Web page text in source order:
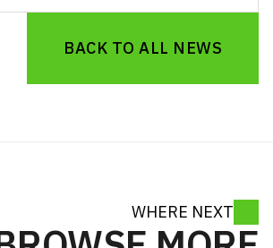
BACK TO ALL NEWS
WHERE NEXT